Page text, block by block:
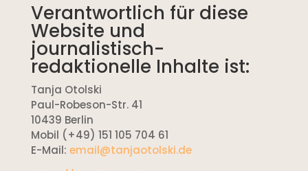
Verantwortlich für diese
Website und
journalistisch-
redaktionelle Inhalte ist:
Tanja Otolski
Paul-Robeson-Str. 41
10439 Berlin
Mobil (+49) 151 105 704 61
E-Mail: email@tanjaotolski.de